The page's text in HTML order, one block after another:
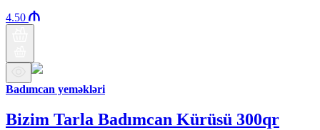
4.50
Badımcan yeməkləri
Bizim Tarla Badımcan Kürüsü 300qr